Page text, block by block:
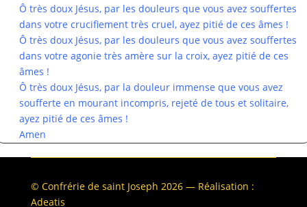
Ô très doux Jésus, par les douleurs que vous avez souffertes
dans votre crucifiement très cruel, ayez pitié de ces âmes !
Ô très doux Jésus, par les douleurs que vous avez souffertes
dans votre agonie très amère sur la croix, ayez pitié de ces
âmes !
Ô très doux Jésus, par la douleur immense que vous avez
soufferte en mourant incompris, rejeté de tous et solitaire,
ayez pitié de ces âmes !
Amen
© Confrérie de saint Joseph 2026 — Réalisation :
Adeatis